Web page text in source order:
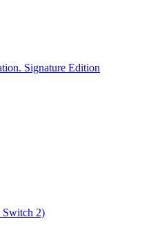
Signature Edition
Switch 2)